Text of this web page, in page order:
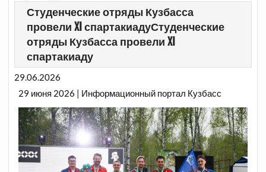
Студенческие отряды Кузбасса
провели XI спартакиадуСтуденческие
отряды Кузбасса провели XI
спартакиаду
29.06.2026
29 июня 2026 | Информационный портал Кузбасс